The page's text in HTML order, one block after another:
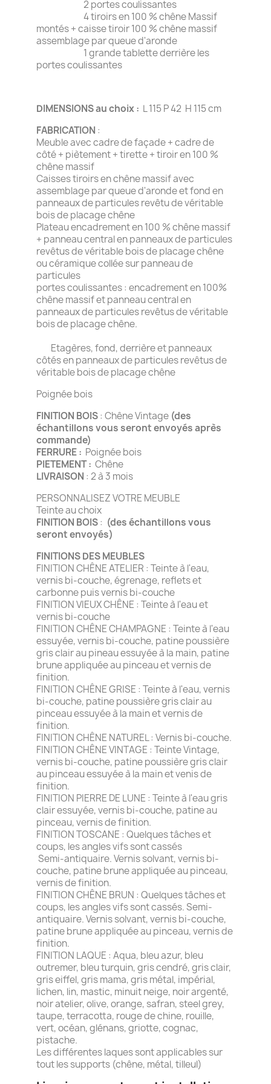
2 portes coulissantes
4 tiroirs en 100 % chêne Massif
montés + caisse tiroir 100 % chêne massif
assemblage par queue d'aronde
1 grande tablette derrière les
portes coulissantes
DIMENSIONS au choix : L 115 P 42 H 115 cm
FABRICATION :
Meuble avec cadre de façade + cadre de
côté + piètement + tirette + tiroir en 100 %
chêne massif
Caisses tiroirs en chêne massif avec
assemblage par queue d'aronde et fond en
panneaux de particules revêtu de véritable
bois de placage chêne
Plateau encadrement en 100 % chêne massif
+ panneau central en panneaux de particules
revêtus de véritable bois de placage chêne
ou céramique collée sur panneau de
particules
portes coulissantes : encadrement en 100%
chêne massif et panneau central en
panneaux de particules revêtus de véritable
bois de placage chêne.
Etagères, fond, derrière et panneaux
côtés en panneaux de particules revêtus de
véritable bois de placage chêne
Poignée bois
FINITION BOIS: Chêne Vintage (des
échantillons vous seront envoyés après
commande)
FERRURE : Poignée bois
PIETEMENT : Chêne
LIVRAISON : 2 à 3 mois
PERSONNALISEZ VOTRE MEUBLE
Teinte au choix
FINITION BOIS: (des échantillons vous
seront envoyés)
FINITIONS DES MEUBLES
FINITION CHÊNE ATELIER : Teinte à l'eau,
vernis bi-couche, égrenage, reflets et
carbonne puis vernis bi-couche
FINITION VIEUX CHÊNE : Teinte à l'eau et
vernis bi-couche
FINITION CHÊNE CHAMPAGNE : Teinte à l'eau
essuyée, vernis bi-couche, patine poussière
gris clair au pineau essuyée à la main, patine
brune appliquée au pinceau et vernis de
finition.
FINITION CHÊNE GRISE : Teinte à l'eau, vernis
bi-couche, patine poussière gris clair au
pinceau essuyée à la main et vernis de
finition.
FINITION CHÊNE NATUREL : Vernis bi-couche.
FINITION CHÊNE VINTAGE : Teinte Vintage,
vernis bi-couche, patine poussière gris clair
au pinceau essuyée à la main et venis de
finition.
FINITION PIERRE DE LUNE : Teinte à l'eau gris
clair essuyée, vernis bi-couche, patine au
pinceau, vernis de finition.
FINITION TOSCANE : Quelques tâches et
coups, les angles vifs sont cassés
Semi-antiquaire. Vernis solvant, vernis bi-
couche, patine brune appliquée au pinceau,
vernis de finition.
FINITION CHÊNE BRUN : Quelques tâches et
coups, les angles vifs sont cassés. Semi-
antiquaire. Vernis solvant, vernis bi-couche,
patine brune appliquée au pinceau, vernis de
finition.
FINITION LAQUE : Aqua, bleu azur, bleu
outremer, bleu turquin, gris cendré, gris clair,
gris eiffel, gris mama, gris métal, impérial,
lichen, lin, mastic, minuit neige, noir argenté,
noir atelier, olive, orange, safran, steel grey,
taupe, terracotta, rouge de chine, rouille,
vert, océan, glénans, griotte, cognac,
pistache.
Les différentes laques sont applicables sur
tout les supports (chêne, métal, tilleul)